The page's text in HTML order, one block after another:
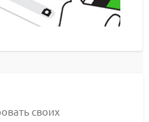
своих